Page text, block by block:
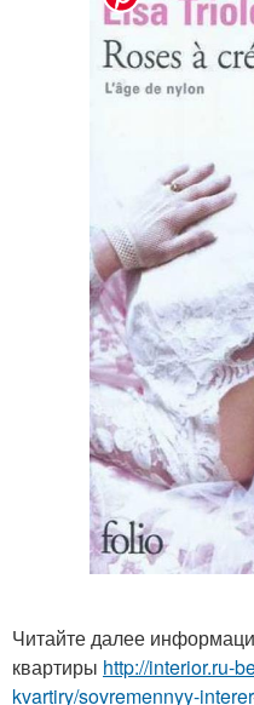
Читайте далее
квартиры http://interior.ru-
kvartiry/sovremennyy-